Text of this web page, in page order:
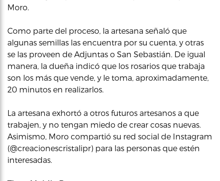
Moro.
Como parte del proceso, la artesana señaló que
algunas semillas las encuentra por su cuenta, y otras
se las proveen de Adjuntas o San Sebastián. De igual
manera, la dueña indicó que los rosarios que trabaja
son los más que vende, y le toma, aproximadamente,
20 minutos en realizarlos.
La artesana exhortó a otros futuros artesanos a que
trabajen, y no tengan miedo de crear cosas nuevas.
Asimismo, Moro compartió su red social de Instagram
(@creacionescristalipr) para las personas que estén
interesadas.